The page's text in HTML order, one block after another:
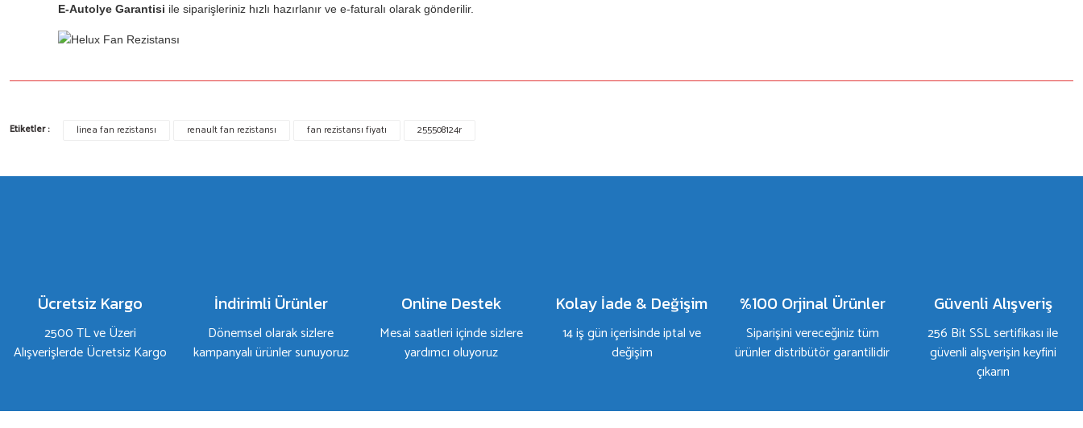
E-Autolye Garantisi ile siparişleriniz hızlı hazırlanır ve e-faturalı olarak gönderilir.
Bu ürünün fiyat bilgisi, resim, ürün açıklamalarında ve diğer konularda yetersiz gördüğünüz noktaları öneri formunu kullanarak tarafımıza iletebilirsiniz.
Ürün resmi kalitesiz, bozuk veya görüntülenemiyor.
Etiketler : linea fan rezistansı renault fan rezistansı fan rezistansı fiyatı 255508124r
Ücretsiz Kargo
2500 TL ve Üzeri
Alışverişlerde Ücretsiz Kargo
İndirimli Ürünler
Dönemsel olarak sizlere
kampanyalı ürünler sunuyoruz
Online Destek
Mesai saatleri içinde sizlere
yardımcı oluyoruz
Kolay İade & Değişim
14 iş gün içerisinde iptal ve
değişim
%100 Orjinal Ürünler
Siparişini vereceğiniz tüm
ürünler distribütör garantilidir
Güvenli Alışveriş
256 Bit SSL sertifikası ile
güvenli alışverişin keyfini
çıkarın